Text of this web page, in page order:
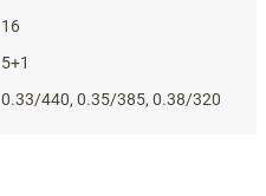
16
5+1
0.33/440, 0.35/385, 0.38/320